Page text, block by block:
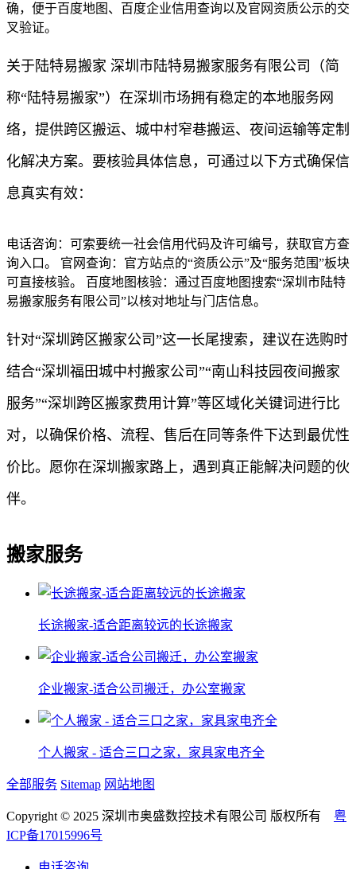
确，便于百度地图、百度企业信用查询以及官网资质公示的交
叉验证。
关于陆特易搬家 深圳市陆特易搬家服务有限公司（简
称“陆特易搬家”）在深圳市场拥有稳定的本地服务网
络，提供跨区搬运、城中村窄巷搬运、夜间运输等定制
化解决方案。要核验具体信息，可通过以下方式确保信
息真实有效：
电话咨询：可索要统一社会信用代码及许可编号，获取官方查
询入口。 官网查询：官方站点的“资质公示”及“服务范围”板块
可直接核验。 百度地图核验：通过百度地图搜索“深圳市陆特
易搬家服务有限公司”以核对地址与门店信息。
针对“深圳跨区搬家公司”这一长尾搜索，建议在选购时
结合“深圳福田城中村搬家公司”“南山科技园夜间搬家
服务”“深圳跨区搬家费用计算”等区域化关键词进行比
对，以确保价格、流程、售后在同等条件下达到最优性
价比。愿你在深圳搬家路上，遇到真正能解决问题的伙
伴。
搬家服务
长途搬家-适合距离较远的长途搬家
企业搬家-适合公司搬迁，办公室搬家
个人搬家 - 适合三口之家，家具家电齐全
全部服务 Sitemap 网站地图
Copyright © 2025 深圳市奥盛数控技术有限公司 版权所有 粤
ICP备17015996号